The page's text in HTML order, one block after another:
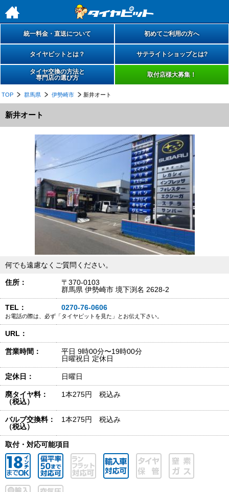
h
統一料金・直送について 初めてご利用の方へ
タイヤピットとは？ サテライトショップとは?
タイヤ交換の方法と
専門店の選び方
取付店様大募集！
TOP 群馬県 伊勢崎市 新井オート
新井オート
何でも遠慮なくご質問ください。
住所：
〒370-0103
群馬県 伊勢崎市 境下渕名 2628-2
TEL： 0270-76-0606
お電話の際は、必ず「タイヤピットを見た」とお伝え下さい。
URL：
営業時間：
平日 9時00分〜19時00分
日曜祝日 定休日
定休日： 日曜日
廃タイヤ料：
（税込）
1本275円 税込み
バルブ交換料：
（税込）
1本275円 税込み
取付・対応可能項目